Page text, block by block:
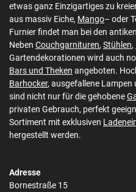
etwas ganz Einzigartiges zu
aus massiv Eiche, Mango– oder
Furnier findet man bei den
Neben Couchgarnituren, Stühlen,
Gartendekorationen wird auch
Bars und Theken angeboten.
Barhocker, ausgefallene Lampen
sind nicht nur für die gehobene
privaten Gebrauch, perfekt
Sortiment mit exklusiven
hergestellt werden.
Adresse
Bornestraße 15